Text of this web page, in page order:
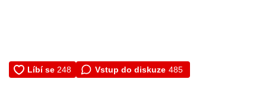
Vstup do diskuze 485